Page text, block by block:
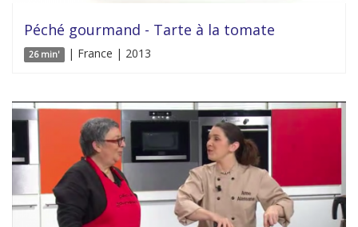
Péché gourmand - Tarte à la tomate
26 min' | France | 2013